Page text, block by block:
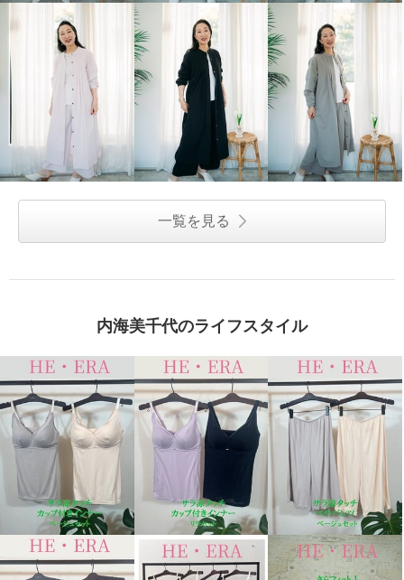
ヘ・エラ ドット柄 シルクタッチ
ワンピース
ネイビー ショート丈
ヘ・エラ ドット柄 シルクタッチ
ワンピース
ネイビー ロング丈
¥0
一覧を見る
内海美千代のライフスタイル